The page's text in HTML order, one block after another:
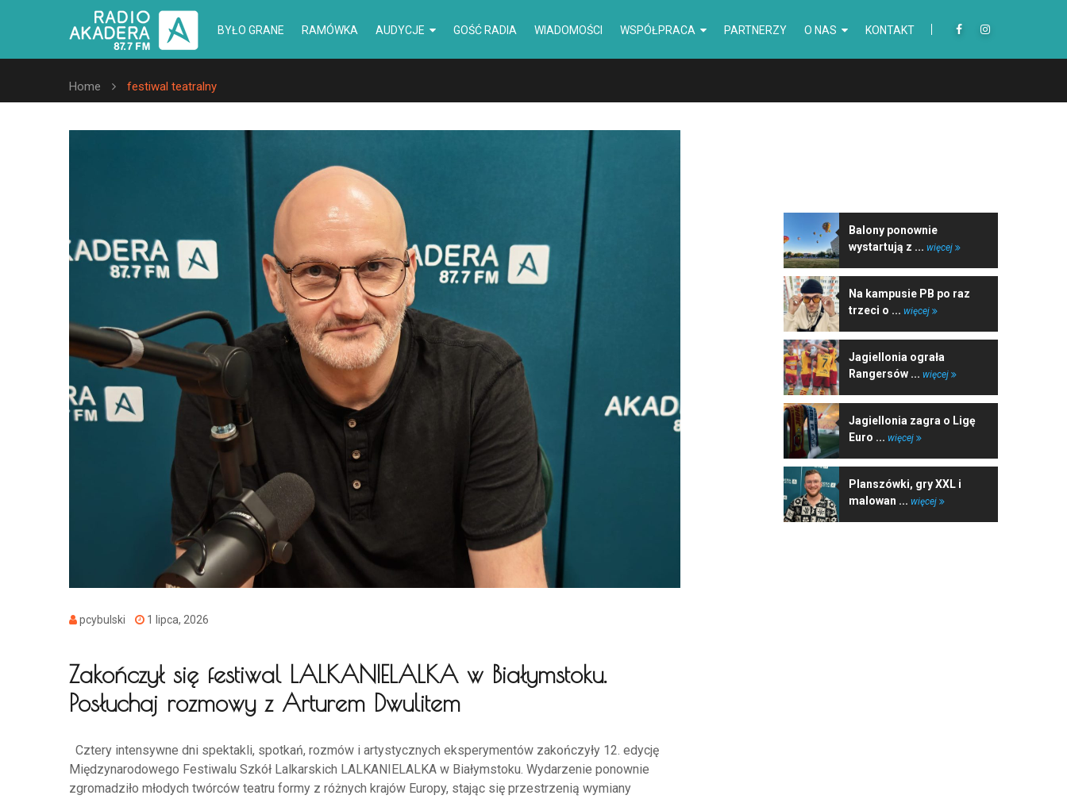
BYŁO GRANE RAMÓWKA AUDYCJE GOŚĆ RADIA WIADOMOŚCI WSPÓŁPRACA PARTNERZY O NAS KONTAKT
Home festiwal teatralny
pcybulski 1 lipca, 2026
Zakończył się festiwal LALKANIELALKA w Białymstoku.
Posłuchaj rozmowy z Arturem Dwulitem
Cztery intensywne dni spektakli, spotkań, rozmów i artystycznych eksperymentów zakończyły 12. edycję
Międzynarodowego Festiwalu Szkół Lalkarskich LALKANIELALKA w Białymstoku. Wydarzenie ponownie
zgromadziło młodych twórców teatru formy z różnych krajów Europy, stając się przestrzenią wymiany
Balony ponownie
wystartują z ... więcej
Na kampusie PB po raz
trzeci o ... więcej
Jagiellonia ograła
Rangersów ... więcej
Jagiellonia zagra o Ligę
Euro ... więcej
Planszówki, gry XXL i
malowan ... więcej